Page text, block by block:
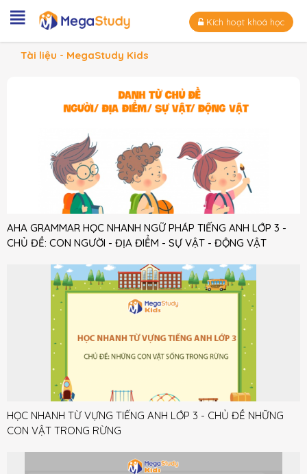
Kích hoạt khoá học
Tài liệu - MegaStudy Kids
AHA GRAMMAR HỌC NHANH NGỮ PHÁP TIẾNG ANH LỚP 3 -
CHỦ ĐỀ: CON NGƯỜI - ĐỊA ĐIỂM - SỰ VẬT - ĐỘNG VẬT
HỌC NHANH TỪ VỰNG TIẾNG ANH LỚP 3 - CHỦ ĐỀ NHỮNG
CON VẬT TRONG RỪNG